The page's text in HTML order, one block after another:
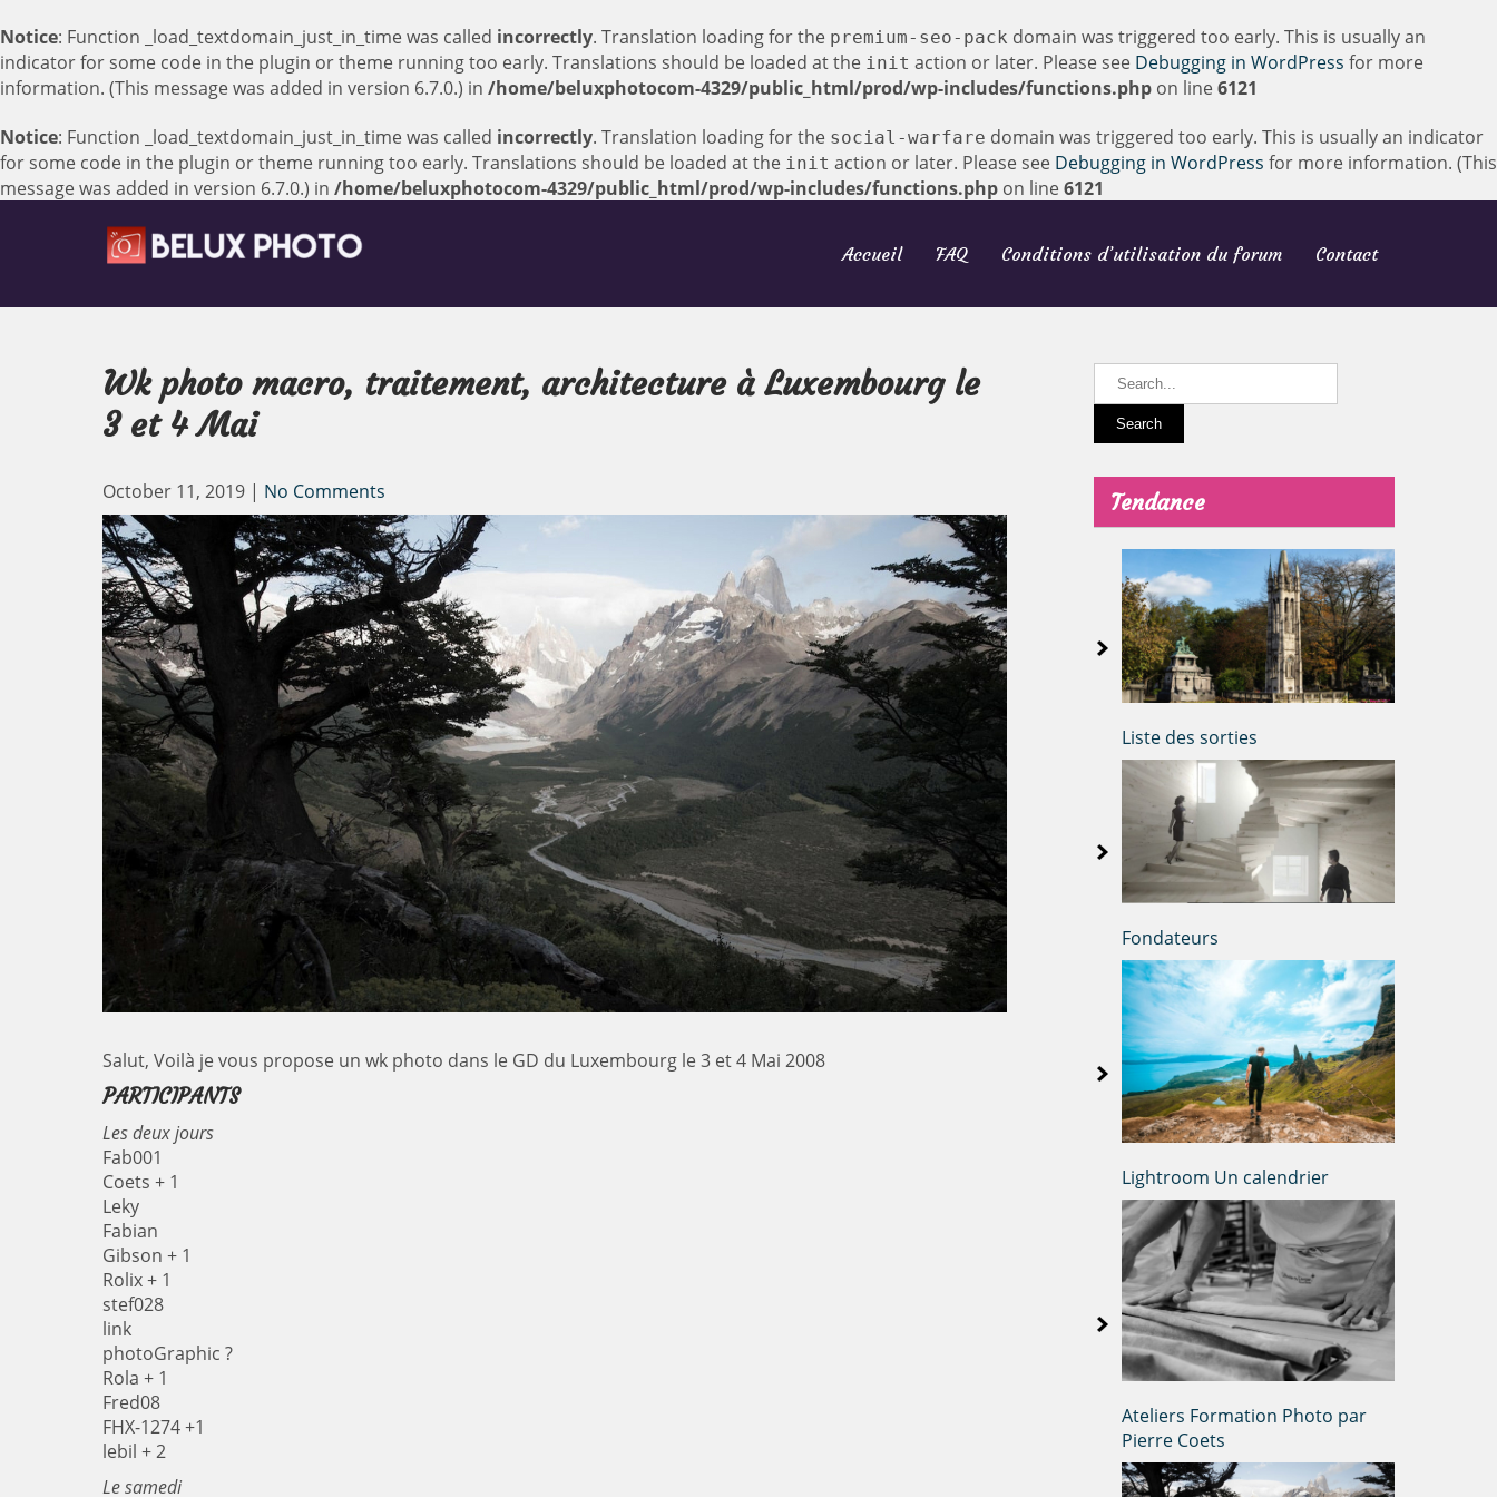
Notice: Function _load_textdomain_just_in_time was called incorrectly. Translation loading for the premium-seo-pack domain was triggered too early. This is usually an
indicator for some code in the plugin or theme running too early. Translations should be loaded at the init action or later. Please see Debugging in WordPress for more
information. (This message was added in version 6.7.0.) in /home/beluxphotocom-4329/public_html/prod/wp-includes/functions.php on line 6121
Notice: Function _load_textdomain_just_in_time was called incorrectly. Translation loading for the social-warfare domain was triggered too early. This is usually an indicator
for some code in the plugin or theme running too early. Translations should be loaded at the init action or later. Please see Debugging in WordPress for more information. (This
message was added in version 6.7.0.) in /home/beluxphotocom-4329/public_html/prod/wp-includes/functions.php on line 6121
Belux Photo
Accueil FAQ Conditions d’utilisation du forum Contact
Wk photo macro, traitement, architecture à Luxembourg le
3 et 4 Mai
October 11, 2019 | No Comments
Salut, Voilà je vous propose un wk photo dans le GD du Luxembourg le 3 et 4 Mai 2008
PARTICIPANTS
Les deux jours
Fab001
Coets + 1
Leky
Fabian
Gibson + 1
Rolix + 1
stef028
link
photoGraphic ?
Rola + 1
Fred08
FHX-1274 +1
lebil + 2
Le samedi
Tendance
Liste des sorties
Fondateurs
Lightroom Un calendrier
Ateliers Formation Photo par
Pierre Coets